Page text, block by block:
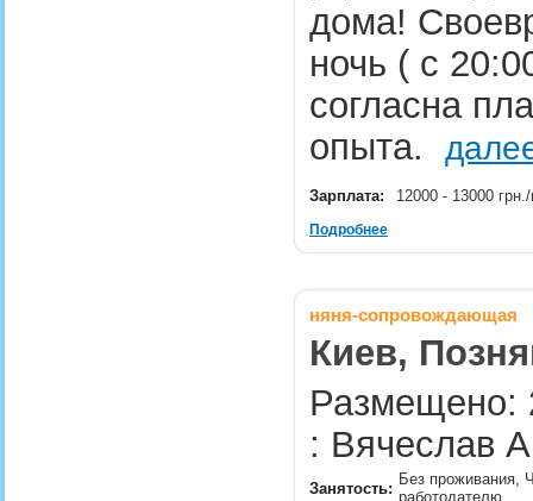
дома!
ночь ( с
согласна
опыта.
Зарплата: 12000 - 13000
Подробнее
няня-сопровождающая
Киев,
Размещено:
: Вячеслав
Занятость:
Без проживания,
работодателю